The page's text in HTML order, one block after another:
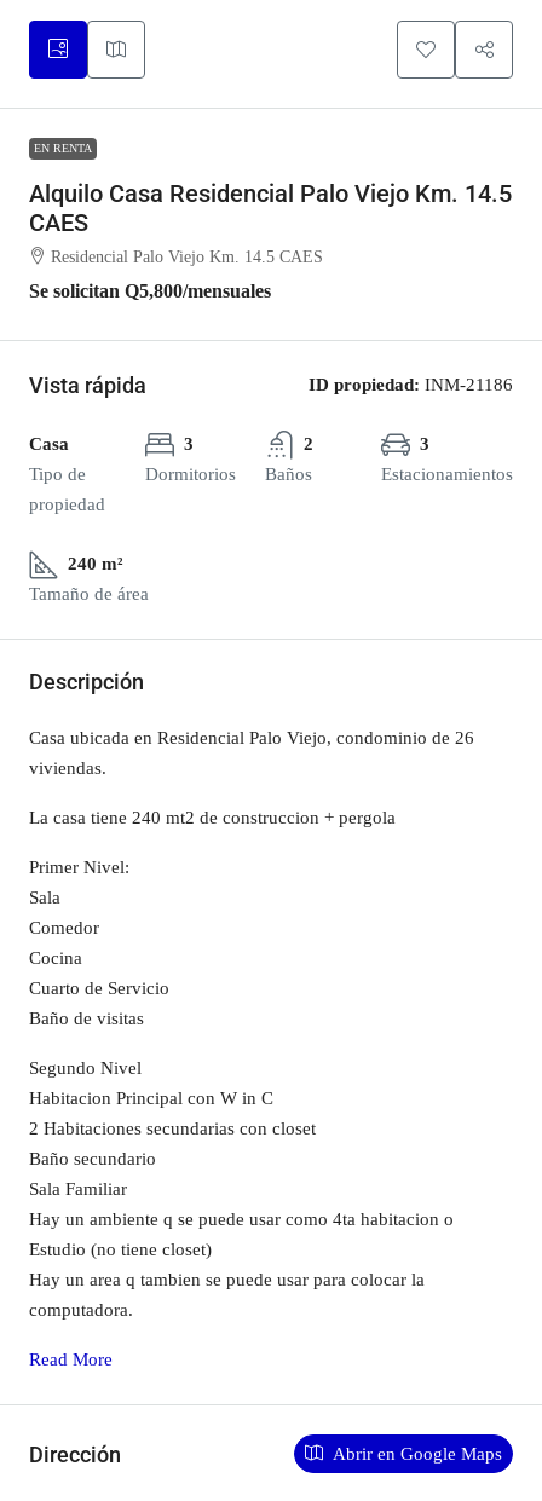
EN RENTA
Alquilo Casa Residencial Palo Viejo Km. 14.5
CAES
Residencial Palo Viejo Km. 14.5 CAES
Se solicitan Q5,800/mensuales
Vista rápida ID propiedad: INM-21186
Casa
Tipo de
propiedad
3
Dormitorios
2
Baños
3
Estacionamientos
240 m²
Tamaño de área
Descripción
Casa ubicada en Residencial Palo Viejo, condominio de 26
viviendas.
La casa tiene 240 mt2 de construccion + pergola
Primer Nivel:
Sala
Comedor
Cocina
Cuarto de Servicio
Baño de visitas
Segundo Nivel
Habitacion Principal con W in C
2 Habitaciones secundarias con closet
Baño secundario
Sala Familiar
Hay un ambiente q se puede usar como 4ta habitacion o
Estudio (no tiene closet)
Hay un area q tambien se puede usar para colocar la
computadora.
Read More
Dirección Abrir en Google Maps